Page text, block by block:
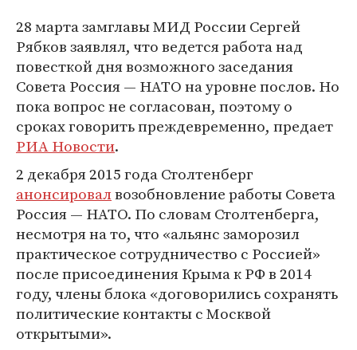
28 марта замглавы МИД России Сергей
Рябков заявлял, что ведется работа над
повесткой дня возможного заседания
Совета Россия — НАТО на уровне послов. Но
пока вопрос не согласован, поэтому о
сроках говорить преждевременно, предает
РИА Новости.
2 декабря 2015 года Столтенберг
анонсировалвозобновление работы Совета
Россия — НАТО. По словам Столтенберга,
несмотря на то, что «альянс заморозил
практическое сотрудничество с Россией»
после присоединения Крыма к РФ в 2014
году, члены блока «договорились сохранять
политические контакты с Москвой
открытыми».